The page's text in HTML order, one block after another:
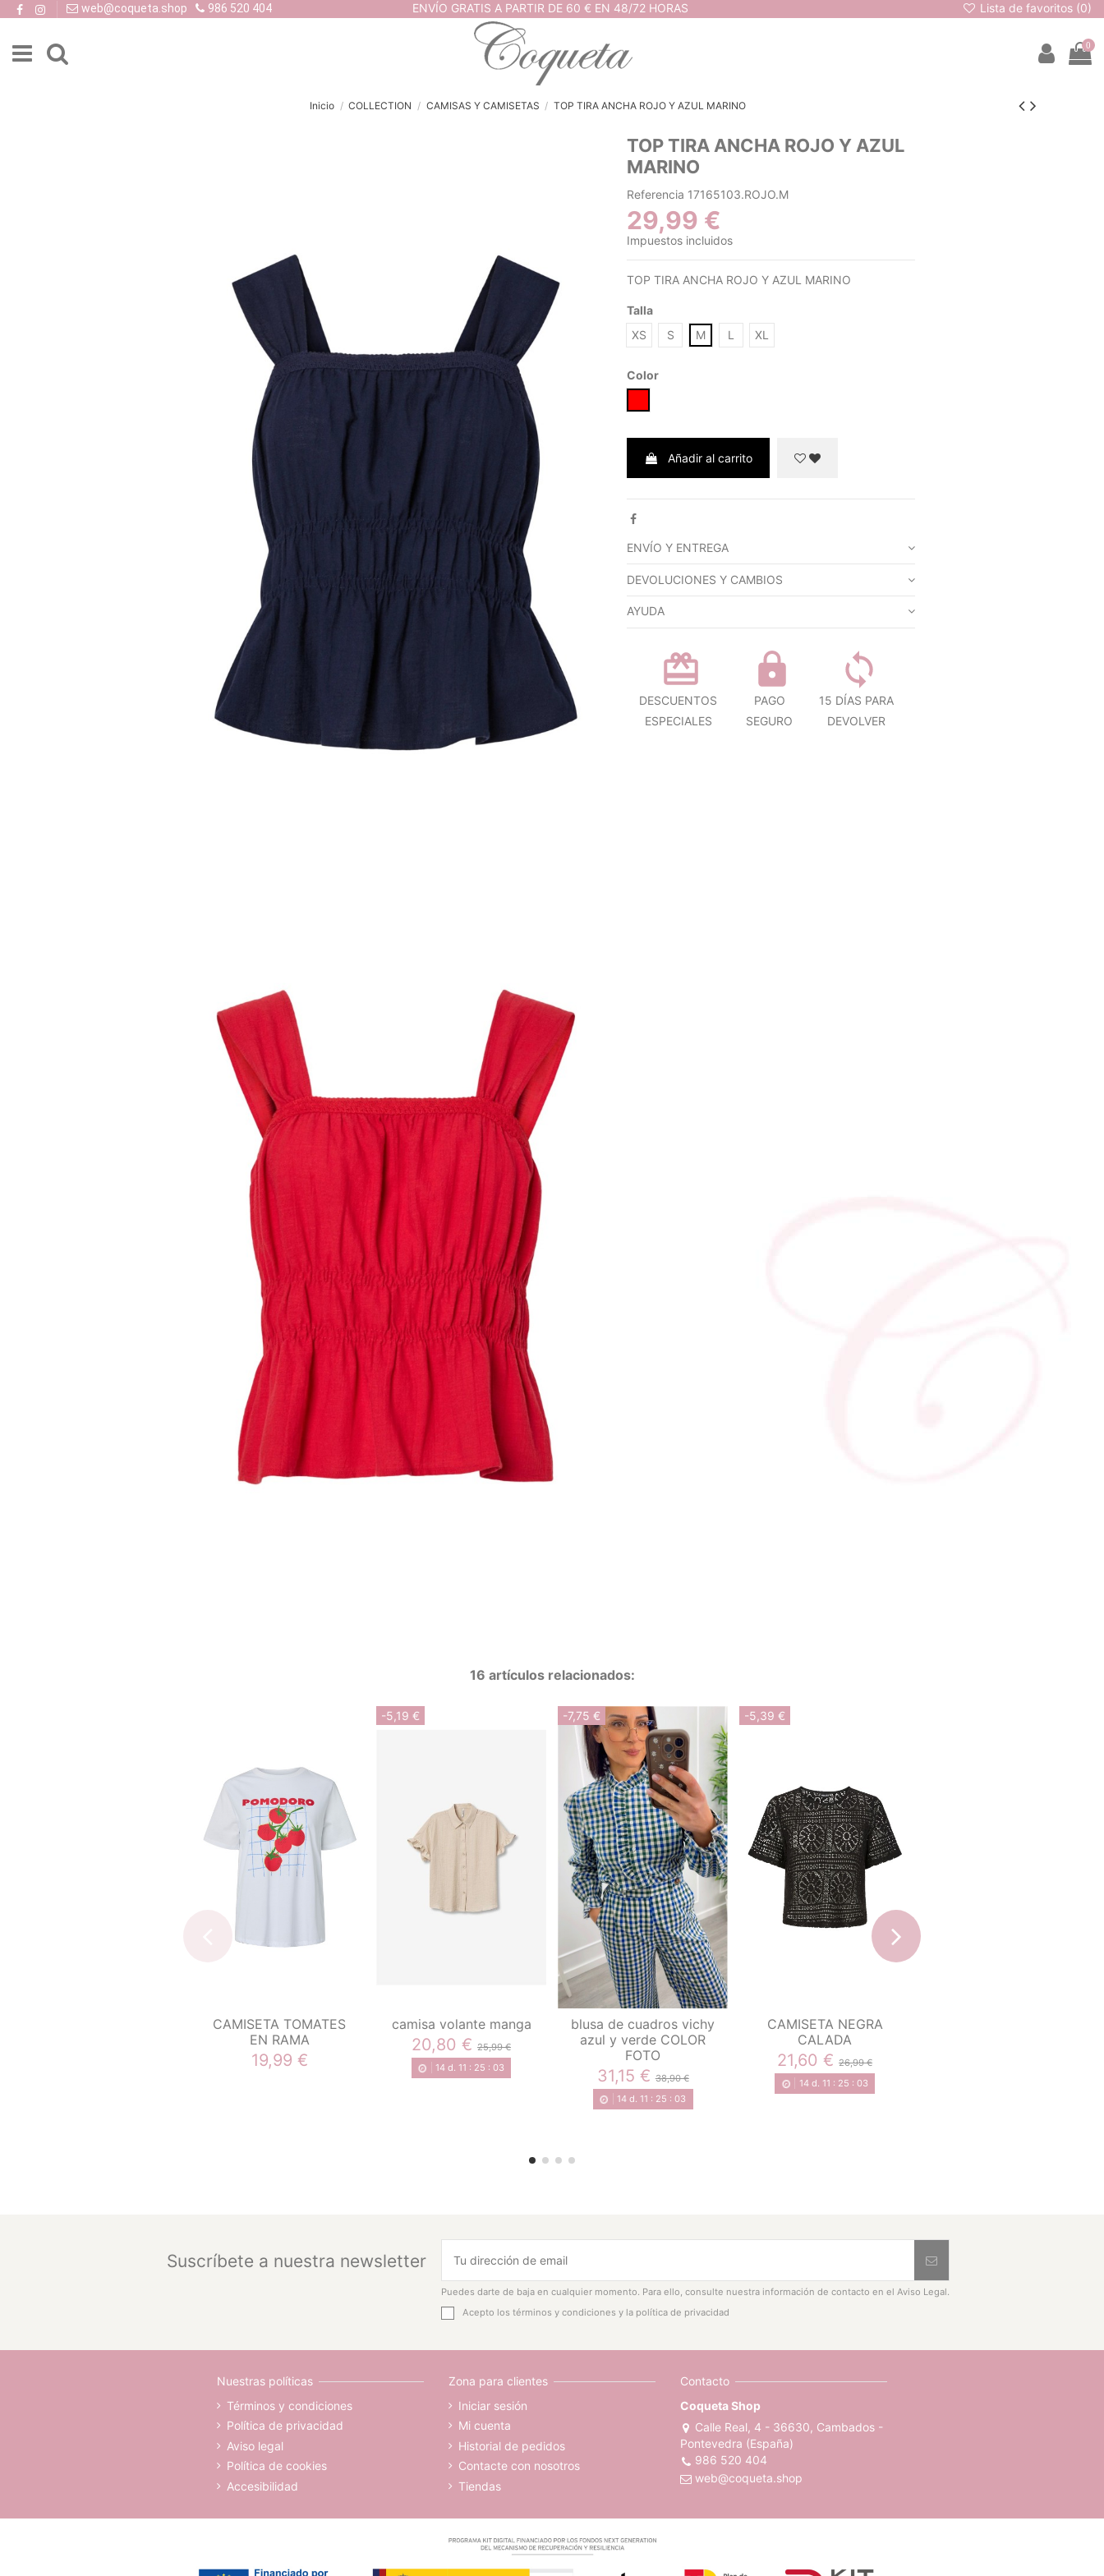
web@coqueta.shop 986 520 404 ENVÍO GRATIS A PARTIR DE 60 € EN 48/72 HORAS Lista de favoritos (0)
0
Inicio COLLECTION CAMISAS Y CAMISETAS TOP TIRA ANCHA ROJO Y AZUL MARINO
TOP TIRA ANCHA ROJO Y AZUL
MARINO
Referencia 17165103.ROJO.M
29,99 €
Impuestos incluidos
TOP TIRA ANCHA ROJO Y AZUL MARINO
Talla
XS
S M L XL
Color
Añadir al carrito
ENVÍO Y ENTREGA
DEVOLUCIONES Y CAMBIOS
AYUDA
DESCUENTOS
ESPECIALES
PAGO
SEGURO
15 DÍAS PARA
DEVOLVER
16 artículos relacionados:
CAMISETA TOMATES
EN RAMA
19,99 €
-5,19 €
camisa volante manga
20,80 €25,99 €
14 d. 11 : 25 :02
-7,75 €
blusa de cuadros vichy
azul y verde COLOR
FOTO
31,15 €38,90 €
14 d. 11 : 25 :02
-5,39 €
CAMISETA NEGRA
CALADA
21,60 €26,99 €
14d. 11 : 25 : 02
Suscríbete a nuestra newsletter
Puedes darte de baja en cualquier momento. Para ello, consulte nuestra información de contacto en el Aviso Legal.
Acepto los términos y condiciones y la política de privacidad
Nuestras políticas
Términos y condiciones
Política de privacidad
Aviso legal
Política de cookies
Accesibilidad
Zona para clientes
Iniciar sesión
Mi cuenta
Historial de pedidos
Contacte con nosotros
Tiendas
Contacto
Coqueta Shop
Calle Real, 4 - 36630, Cambados -
Pontevedra (España)
986 520 404
web@coqueta.shop